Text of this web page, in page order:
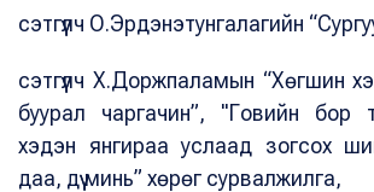
сэтгүүлч О.Эрдэнэтунгалагийн
сэтгүүлч Х.Доржпаламын “Хөгшин
буурал чаргачин”, "Говийн бор
хэдэн янгираа услаад зогсох
даа, дүү минь” хөрөг сурвалжилга,